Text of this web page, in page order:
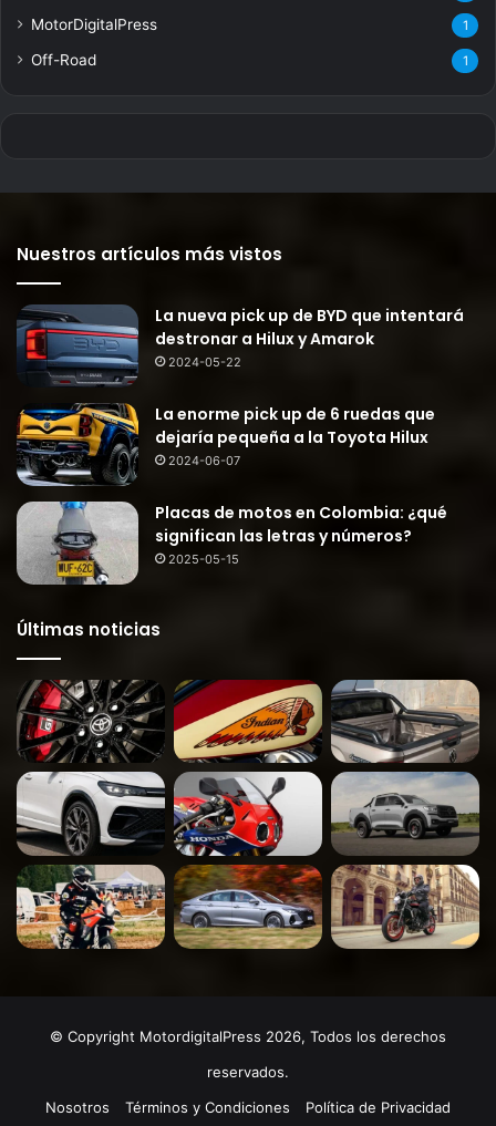
MotorDigitalPress 1
Off-Road 1
Nuestros artículos más vistos
La nueva pick up de BYD que intentará
destronar a Hilux y Amarok
2024-05-22
La enorme pick up de 6 ruedas que
dejaría pequeña a la Toyota Hilux
2024-06-07
Placas de motos en Colombia: ¿qué
significan las letras y números?
2025-05-15
Últimas noticias
© Copyright MotordigitalPress 2026, Todos los derechos
reservados.
Nosotros
Términos y Condiciones Política de Privacidad